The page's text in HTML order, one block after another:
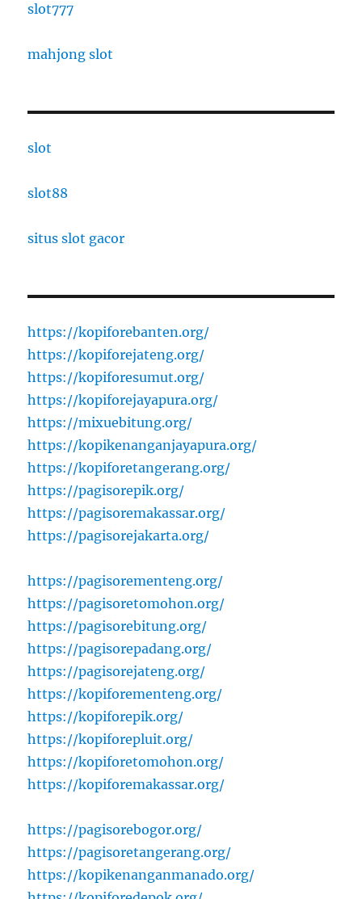
slot777
mahjong slot
slot
slot88
situs slot gacor
https://kopiforebanten.org/
https://kopiforejateng.org/
https://kopiforesumut.org/
https://kopiforejayapura.org/
https://mixuebitung.org/
https://kopikenanganjayapura.org/
https://kopiforetangerang.org/
https://pagisorepik.org/
https://pagisoremakassar.org/
https://pagisorejakarta.org/
https://pagisorementeng.org/
https://pagisoretomohon.org/
https://pagisorebitung.org/
https://pagisorepadang.org/
https://pagisorejateng.org/
https://kopiforementeng.org/
https://kopiforepik.org/
https://kopiforepluit.org/
https://kopiforetomohon.org/
https://kopiforemakassar.org/
https://pagisorebogor.org/
https://pagisoretangerang.org/
https://kopikenanganmanado.org/